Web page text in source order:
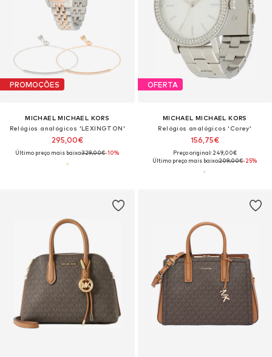
PROMOÇÕES
MICHAEL MICHAEL KORS
Relógios analógicos 'LEXINGTON'
295,00€
Último preço mais baixo:329,00€-10%
OFERTA
MICHAEL MICHAEL KORS
Relógios analógicos 'Corey'
156,75€
Preço original: 249,00€
Último preço mais baixo:209,00€-25%